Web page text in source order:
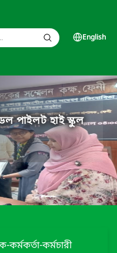
English
পাইলট হাই স্কুল
কর্মকর্তা-কর্মচারী